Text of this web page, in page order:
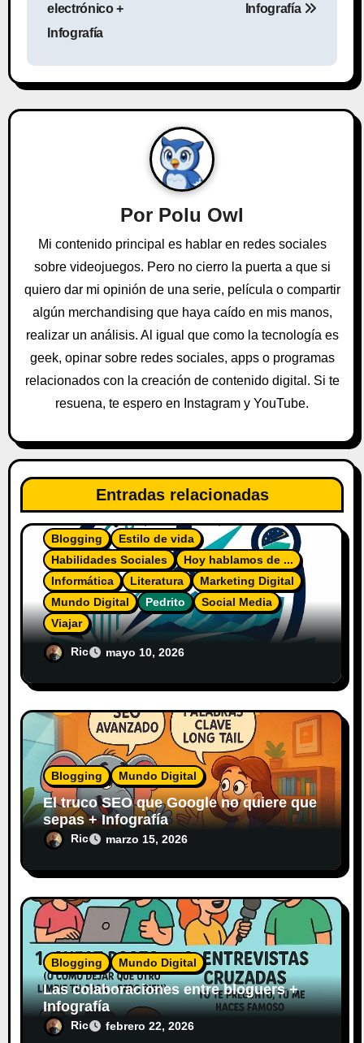
a
c
d
e
e
n
t
a
d
a
electrónico +
Infografía
Infografía
Por Polu Owl
Mi contenido principal es hablar en redes sociales
sobre videojuegos. Pero no cierro la puerta a que si
quiero dar mi opinión de una serie, película o compartir
algún merchandising que haya caído en mis manos,
realizar un análisis. Al igual que como la tecnología es
geek, opinar sobre redes sociales, apps o programas
relacionados con la creación de contenido digital. Si te
resuena, te espero en Instagram y YouTube.
Entradas relacionadas
Blogging
Estilo de vida
Habilidades Sociales
Hoy hablamos de ...
Informática
Literatura
Marketing Digital
Mundo Digital
Pedrito
Social Media
Viajar
El Diario del Explorador Digital
Ric mayo 10, 2026
Blogging Mundo Digital
El truco SEO que Google no quiere que
sepas + Infografía
Ric marzo 15, 2026
Blogging Mundo Digital
Las colaboraciones entre bloguers +
Infografía
Ric febrero 22, 2026